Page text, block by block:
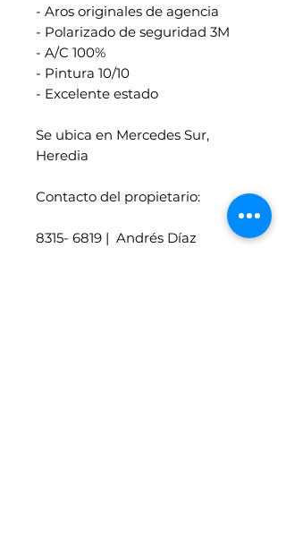
- Aros originales de agencia
- Polarizado de seguridad 3M
- A/C 100%
- Pintura 10/10
- Excelente estado
Se ubica en Mercedes Sur,
Heredia
Contacto del propietario:
8315- 6819 | Andrés Díaz